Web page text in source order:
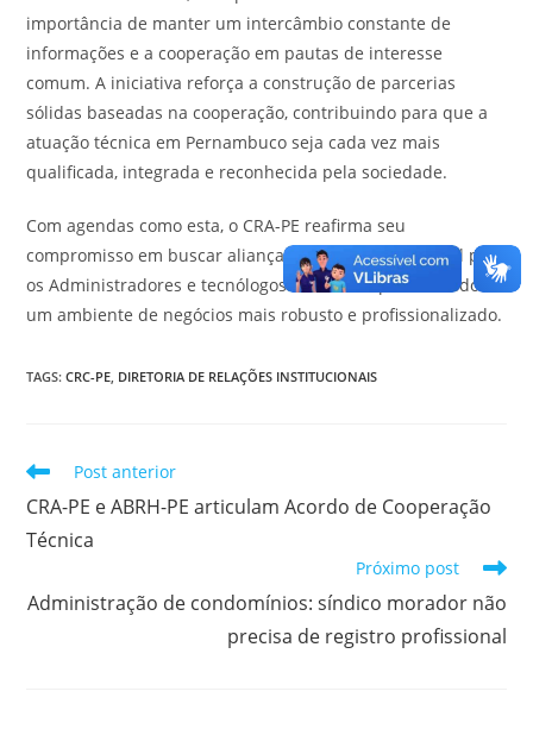
importância de manter um intercâmbio constante de
informações e a cooperação em pautas de interesse
comum. A iniciativa reforça a construção de parcerias
sólidas baseadas na cooperação, contribuindo para que a
atuação técnica em Pernambuco seja cada vez mais
qualificada, integrada e reconhecida pela sociedade.
Com agendas como esta, o CRA-PE reafirma seu
compromisso em buscar alianças que gerem valor real para
os Administradores e tecnólogos do estado, promovendo
um ambiente de negócios mais robusto e profissionalizado.
TAGS:CRC-PE, DIRETORIA DE RELAÇÕES INSTITUCIONAIS
Leia
artigos
Post anterior
CRA-PE e ABRH-PE articulam Acordo de Cooperação
Técnica
Próximo post
Administração de condomínios: síndico morador não
precisa de registro profissional